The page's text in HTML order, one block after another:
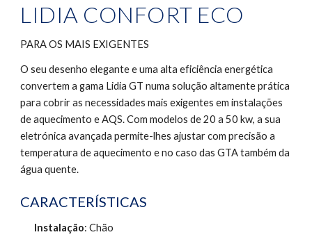
LIDIA CONFORT ECO
PARA OS MAIS EXIGENTES
O seu desenho elegante e uma alta eficiência energética
convertem a gama Lidia GT numa solução altamente prática
para cobrir as necessidades mais exigentes em instalações
de aquecimento e AQS. Com modelos de 20 a 50 kw, a sua
eletrónica avançada permite-lhes ajustar com precisão a
temperatura de aquecimento e no caso das GTA também da
água quente.
CARACTERÍSTICAS
Instalação: Chão